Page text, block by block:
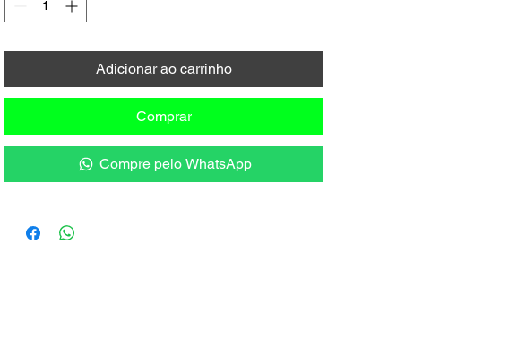
Adicionar ao carrinho
Comprar
Compre pelo WhatsApp